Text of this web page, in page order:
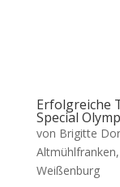
Erfolgreiche
Special
von Brigitte
Altmühlfranken,
Weißenburg